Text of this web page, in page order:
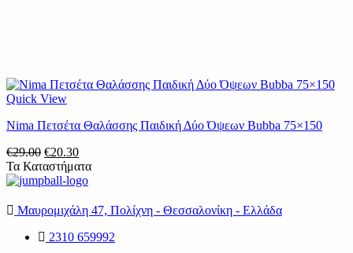
Quick View
Nima Πετσέτα Θαλάσσης Παιδική Δύο Όψεων Bubba 75×150
€29.00 Original
price
was:
€20.30Η
τρέχουσα
τιμή
€20.30.
Τα Καταστήματα
Μαυρομιχάλη 47, Πολίχνη - Θεσσαλονίκη - Ελλάδα
2310 659992